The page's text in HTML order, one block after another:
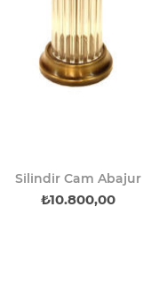
Silindir Cam Abajur
₺10.800,00